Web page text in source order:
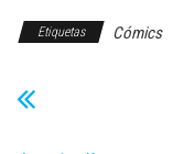
Etiquetas Cómics